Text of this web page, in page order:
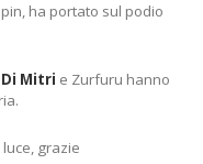
ha portato sul podio
Mitri e Zurfuru hanno
grazie